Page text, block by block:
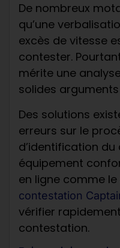
De nombreux
qu’une
excès de vitesse
contester.
mérite une
solides
Des solutions
erreurs sur le
d’identification du
équipement
en ligne comme le
contestation
vérifier
contestation.